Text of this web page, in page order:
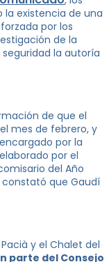
existencia de una
por los
de la
la autoría
de que el
mes de febrero, y
por la
por el
del Año
que Gaudí
y el Chalet del
parte del Consejo